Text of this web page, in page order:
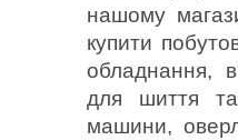
нашому
купити
обладнання,
для шиття
машини,